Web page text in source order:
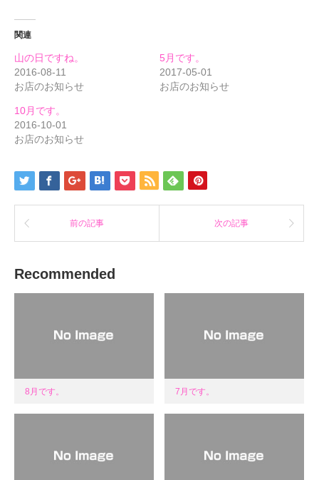
し
共
有
(新
し
い
ィ
ン
ド
ウ
で
開
す)
ク
リ
ッ
ク
し
だ
さ
い
(新
し
ィ
ド
で
す)
す)
関連
山の日ですね。
2016-08-11
お店のお知らせ
5月です。
2017-05-01
お店のお知らせ
10月です。
2016-10-01
お店のお知らせ
前の記事 次の記事
Recommended
8月です。 7月です。